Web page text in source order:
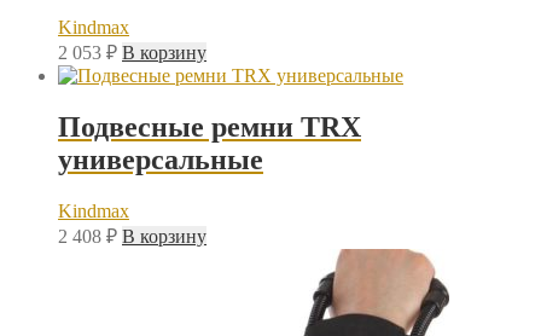
Kindmax
2 053 ₽ В корзину
Подвесные ремни TRX
универсальные
Kindmax
2 408 ₽ В корзину